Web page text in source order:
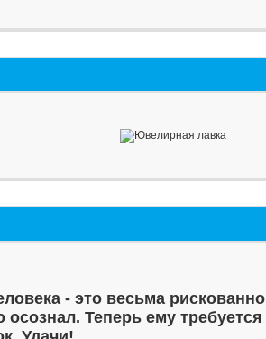
- это весьма рискованно
Теперь ему требуется